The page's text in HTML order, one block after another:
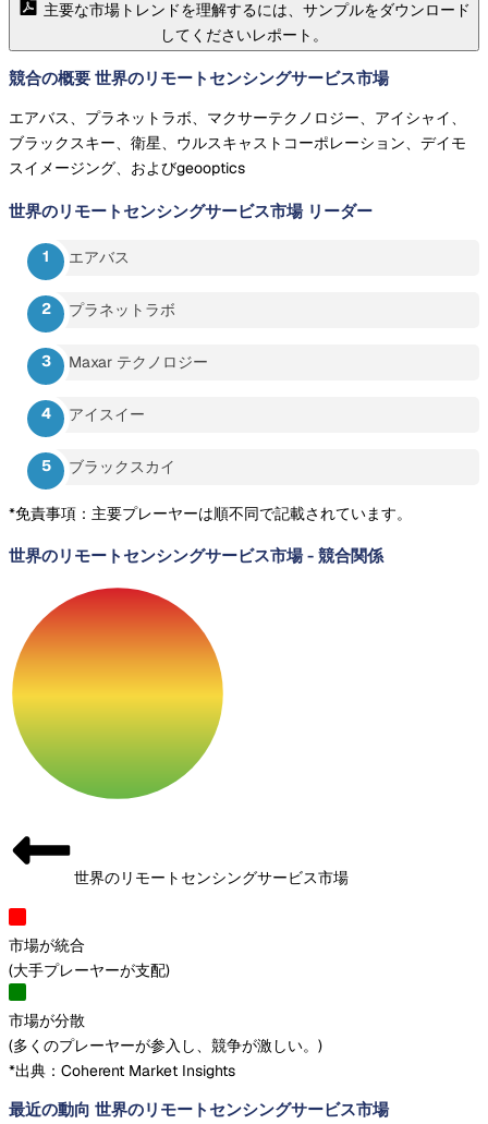
主要な市場トレンドを理解するには、サンプルをダウンロード
してくださいレポート。
競合の概要 世界のリモートセンシングサービス市場
エアバス、プラネットラボ、マクサーテクノロジー、アイシャイ、
ブラックスキー、衛星、ウルスキャストコーポレーション、デイモ
スイメージング、およびgeooptics
世界のリモートセンシングサービス市場 リーダー
エアバス
プラネットラボ
Maxar テクノロジー
アイスイー
ブラックスカイ
*免責事項：主要プレーヤーは順不同で記載されています。
世界のリモートセンシングサービス市場- 競合関係
世界のリモートセンシングサービス市場
市場が統合
(大手プレーヤーが支配)
市場が分散
(多くのプレーヤーが参入し、競争が激しい。 )
*出典：Coherent Market Insights
最近の動向 世界のリモートセンシングサービス市場